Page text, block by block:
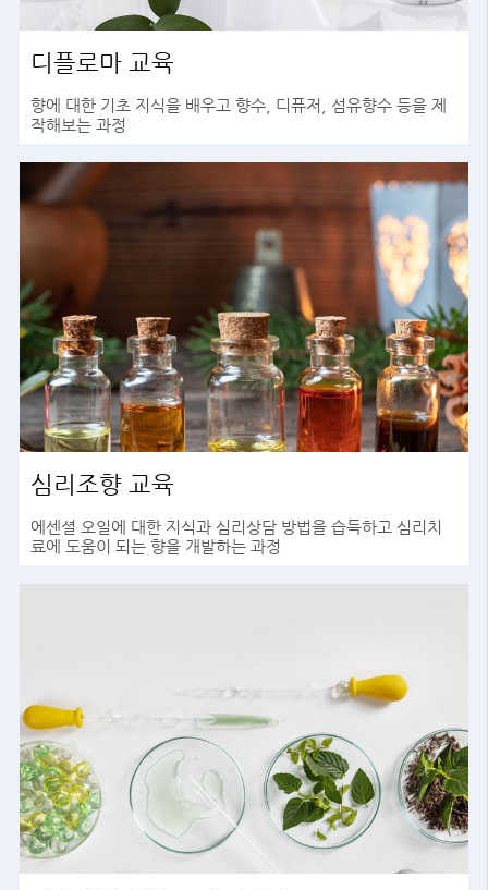
디플로마 교육
향에 대한 기초 지식을 배우고 향수, 디퓨저, 섬유향수 등을 제
작해보는 과정
바로가기
심리조향 교육
에센셜 오일에 대한 지식과 심리상담 방법을 습득하고 심리치
료에 도움이 되는 향을 개발하는 과정